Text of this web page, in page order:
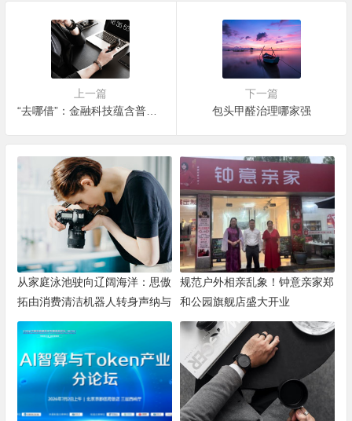
上一篇
“去哪借”：金融科技蕴含普惠潜力
下一篇
包头甲醛治理哪家强
从家庭泳池驶向辽阔海洋：思傲
拓由消费清洁机器人转身声纳与
海洋机器人赛道
规范户外相亲乱象！钟意亲家郑
和公园旗舰店盛大开业